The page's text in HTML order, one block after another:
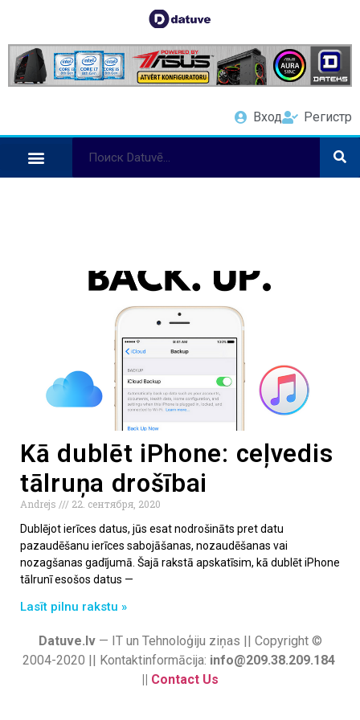
Вход Регистр
Kā dublēt iPhone: ceļvedis
tālruņa drošībai
Andrejs
22. сентября, 2020
Dublējot ierīces datus, jūs esat nodrošināts pret datu
pazaudēšanu ierīces sabojāšanas, nozaudēšanas vai
nozagšanas gadījumā. Šajā rakstā apskatīsim, kā dublēt iPhone
tālrunī esošos datus —
Lasīt pilnu rakstu »
Datuve.lv— IT un Tehnoloģiju ziņas || Copyright ©
2004-2020 || Kontaktinformācija: info@209.38.209.184
|| Contact Us